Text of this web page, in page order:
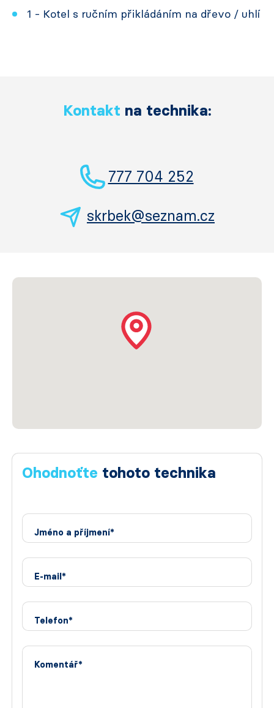
1 - Kotel s ručním přikládáním na dřevo / uhlí
Kontakt na technika:
777 704 252
skrbek@seznam.cz
Ohodnoťte tohoto technika
Jméno a příjmení*
E-mail*
Telefon*
Komentář*